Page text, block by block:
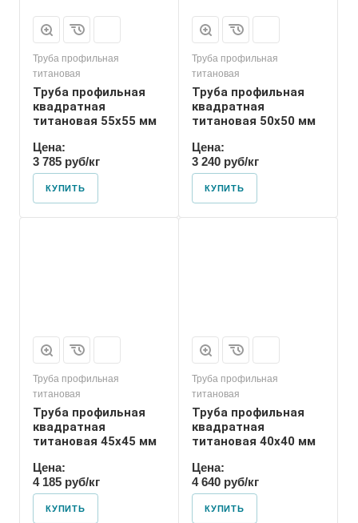
Труба профильная
титановая
Труба профильная
квадратная
титановая 55х55 мм
Цена:
3 785 руб/кг
КУПИТЬ
Труба профильная
титановая
Труба профильная
квадратная
титановая 50х50 мм
Цена:
3 240 руб/кг
КУПИТЬ
Труба профильная
титановая
Труба профильная
квадратная
титановая 45х45 мм
Цена:
4 185 руб/кг
КУПИТЬ
Труба профильная
титановая
Труба профильная
квадратная
титановая 40х40 мм
Цена:
4 640 руб/кг
КУПИТЬ